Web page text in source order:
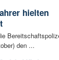
hielten
den ...